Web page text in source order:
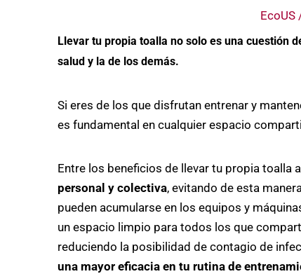
EcoUS
Llevar tu propia toalla no solo es una cuestión
salud y la de los demás.
Si eres de los que disfrutan entrenar y
es fundamental en cualquier espacio
Entre los beneficios de llevar tu propia toalla
personal y colectiva, evitando de esta
pueden acumularse en los equipos y
un espacio limpio para todos los que
reduciendo la posibilidad de contagio de
una mayor eficacia en tu rutina de